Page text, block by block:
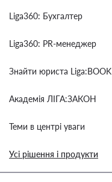
Liga360: Бухгалтер
Liga360: PR-менеджер
Знайти юриста Liga:BOOK
Академія ЛІГА:ЗАКОН
Теми в центрі уваги
Усі рішення і продукти